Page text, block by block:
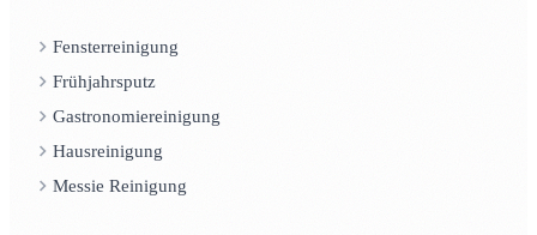
Fensterreinigung
Frühjahrsputz
Gastronomiereinigung
Hausreinigung
Messie Reinigung